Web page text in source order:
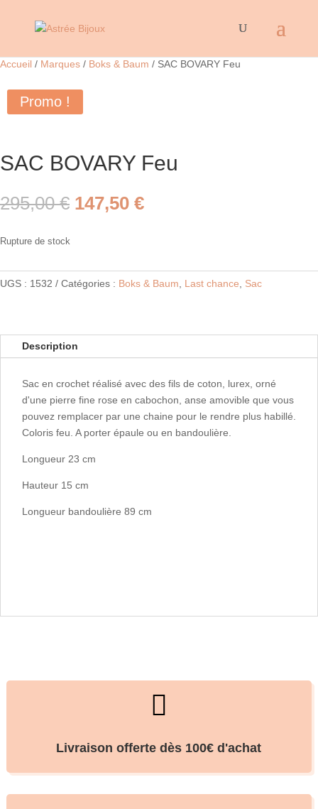
Accueil / Marques / Boks & Baum / SAC BOVARY Feu
Promo !
SAC BOVARY Feu
295,00€ Le
295,00 €.
147,50 €Le
147,50 €.
Rupture de stock
UGS : 1532 Catégories : Boks & Baum Last chance Sac
Description
Sac en crochet réalisé avec des fils de coton, lurex, orné
d'une pierre fine rose en cabochon, anse amovible que vous
pouvez remplacer par une chaine pour le rendre plus habillé.
Coloris feu. A porter épaule ou en bandoulière.
Longueur 23 cm
Hauteur 15 cm
Longueur bandoulière 89 cm

Livraison offerte dès 100€ d'achat